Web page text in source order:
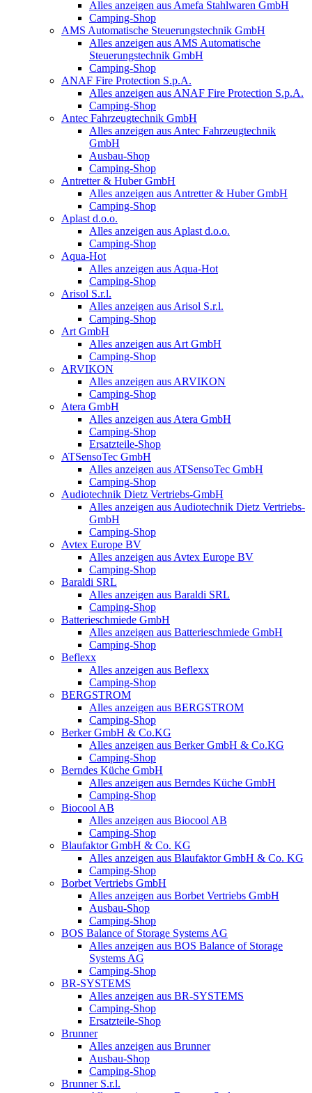
Alles anzeigen aus Amefa Stahlwaren GmbH
Camping-Shop
AMS Automatische Steuerungstechnik GmbH
Alles anzeigen aus AMS Automatische
Steuerungstechnik GmbH
Camping-Shop
ANAF Fire Protection S.p.A.
Alles anzeigen aus ANAF Fire Protection S.p.A.
Camping-Shop
Antec Fahrzeugtechnik GmbH
Alles anzeigen aus Antec Fahrzeugtechnik
GmbH
Ausbau-Shop
Camping-Shop
Antretter & Huber GmbH
Alles anzeigen aus Antretter & Huber GmbH
Camping-Shop
Aplast d.o.o.
Alles anzeigen aus Aplast d.o.o.
Camping-Shop
Aqua-Hot
Alles anzeigen aus Aqua-Hot
Camping-Shop
Arisol S.r.l.
Alles anzeigen aus Arisol S.r.l.
Camping-Shop
Art GmbH
Alles anzeigen aus Art GmbH
Camping-Shop
ARVIKON
Alles anzeigen aus ARVIKON
Camping-Shop
Atera GmbH
Alles anzeigen aus Atera GmbH
Camping-Shop
Ersatzteile-Shop
ATSensoTec GmbH
Alles anzeigen aus ATSensoTec GmbH
Camping-Shop
Audiotechnik Dietz Vertriebs-GmbH
Alles anzeigen aus Audiotechnik Dietz Vertriebs-
GmbH
Camping-Shop
Avtex Europe BV
Alles anzeigen aus Avtex Europe BV
Camping-Shop
Baraldi SRL
Alles anzeigen aus Baraldi SRL
Camping-Shop
Batterieschmiede GmbH
Alles anzeigen aus Batterieschmiede GmbH
Camping-Shop
Beflexx
Alles anzeigen aus Beflexx
Camping-Shop
BERGSTROM
Alles anzeigen aus BERGSTROM
Camping-Shop
Berker GmbH & Co.KG
Alles anzeigen aus Berker GmbH & Co.KG
Camping-Shop
Berndes Küche GmbH
Alles anzeigen aus Berndes Küche GmbH
Camping-Shop
Biocool AB
Alles anzeigen aus Biocool AB
Camping-Shop
Blaufaktor GmbH & Co. KG
Alles anzeigen aus Blaufaktor GmbH & Co. KG
Camping-Shop
Borbet Vertriebs GmbH
Alles anzeigen aus Borbet Vertriebs GmbH
Ausbau-Shop
Camping-Shop
BOS Balance of Storage Systems AG
Alles anzeigen aus BOS Balance of Storage
Systems AG
Camping-Shop
BR-SYSTEMS
Alles anzeigen aus BR-SYSTEMS
Camping-Shop
Ersatzteile-Shop
Brunner
Alles anzeigen aus Brunner
Ausbau-Shop
Camping-Shop
Brunner S.r.l.